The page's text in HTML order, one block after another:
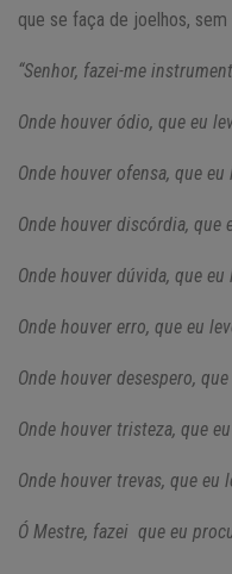
que se faça de joelhos,
“Senhor, fazei-me
Onde houver ódio, que eu
Onde houver ofensa, que eu
Onde houver discórdia, que
Onde houver dúvida, que eu
Onde houver erro, que eu
Onde houver desespero,
Onde houver tristeza, que
Onde houver trevas, que eu
Ó Mestre, fazei que eu